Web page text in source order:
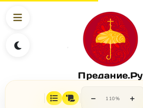
Предание.Ру
− 110% +